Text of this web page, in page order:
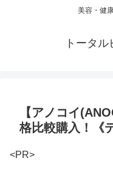
美容・健
トータ
【アノコイ
格比較購入！《
<PR>